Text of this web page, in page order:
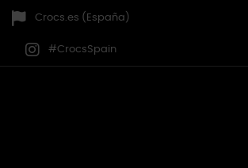
Crocs.es (España)
#CrocsSpain